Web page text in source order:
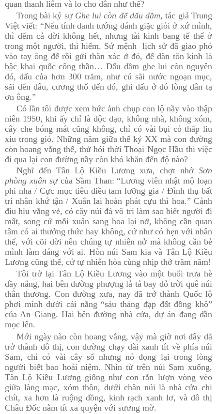
quan thanh liêm và lo cho dân như thế?
Trong bài ký sự Ghe lui còn để dấu dầm, tác giả Trung
Việt viết: “Nếu tính danh tướng đánh giặc giỏi ở xứ mình,
thì đếm cả đời không hết, nhưng tài kinh bang tế thế ở
trong một người, thì hiếm. Sứ mệnh lịch sử đã giao phó
vào tay ông để rồi gửi thân xác ở đó, để dân tôn kính là
bậc khai quốc công thần… Dấu dầm ghe lui còn nguyên
đó, dấu của hơn 300 trăm, như cú sãi nước ngoạn mục,
sãi đến đâu, cương thổ đến đó, ghi dấu ở đó lòng dân tạ
ơn ông.”
Có lần tôi được xem bức ảnh chụp con lộ nầy vào thập
niên 1950, khi ấy chỉ là độc đạo, không nhà, không xóm,
cây che bóng mát cũng không, chỉ có vài bụi cỏ thấp liu
xiu trong gió. Những năm giữa thế kỷ XX mà con đường
còn hoang vắng thế, thử hỏi thời Thoại Ngọc Hầu thì việc
đi qua lại con đường nầy còn khó khăn đến độ nào?
Nghĩ đến Tân Lộ Kiều Lương xưa, chợt nhớ Sơn
phòng xuân sựcủa Sầm Than: “Lương viên nhật mộ loạn
phi nha / Cực mục tiêu điều tam lưỡng gia / Đình thụ bất
tri nhân khứ tận / Xuân lai hoàn phát cựu thì hoa.” Cảnh
đìu hiu vắng vẻ, cỏ cây núi đá vô tri làm sao biết người đi
mất, song cứ mỗi xuân sang hoa lại nở, không cần quan
tâm có ai thưởng thức hay không, cứ như có hẹn với nhân
thế, với cõi đời nên chúng tự nhiên nở mà không cần bẻ
mình làm dáng với ai. Hòn núi Sam kia và Tân Lộ Kiều
Lương cũng thế, cứ tự nhiên hòa cùng nhịp thở trăm năm!
Tôi trở lại Tân Lộ Kiều Lương vào một buổi trưa hè
đầy nắng, hai bên đường phượng lả tả bay đỏ trời quê núi
thân thương. Con đường xưa, nay đã trở thành Quốc lộ
phơi mình dưới cái nắng “sáu tháng đạp đất đồng khô”
của An Giang. Hai bên đường nhà cửa, dự án đang dần
mọc lên.
Mới ngày nào còn hoang vắng, vậy mà giờ nơi đây đã
trở thành đô thị, con đường chạy dài xanh tít về phía núi
Sam, chỉ có vài cây số nhưng nó đọng lại trong lòng
người biết bao hoài niệm. Nhìn từ trên núi Sam xuống,
Tân Lộ Kiều Lương giống như con rắn lượn vòng vèo
giữa làng mạc, xóm thôn, dưới chân núi là nhà cửa chi
chít, xa hơn là ruộng đồng, kinh rạch xanh lơ, và đô thị
Châu Đốc nằm tít xa quyện với sương mờ.